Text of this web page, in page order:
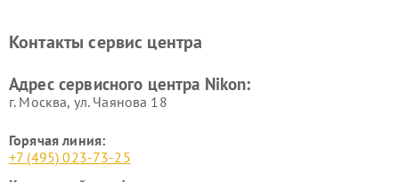
Контакты сервис центра
Адрес сервисного центра Nikon:
г. Москва, ул. Чаянова 18
Горячая линия:
+7 (495) 023-73-25